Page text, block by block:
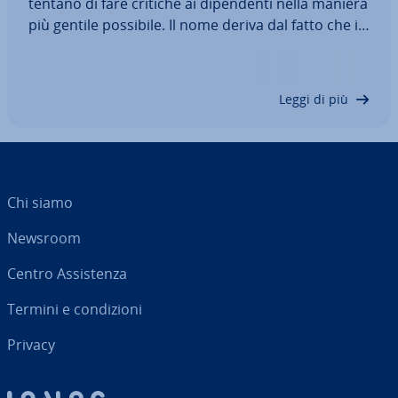
più gentile possibile. Il nome deriva dal fatto che il
Leggi di più
Chi siamo
Newsroom
Centro As­si­sten­za
Termini e con­di­zio­ni
Privacy